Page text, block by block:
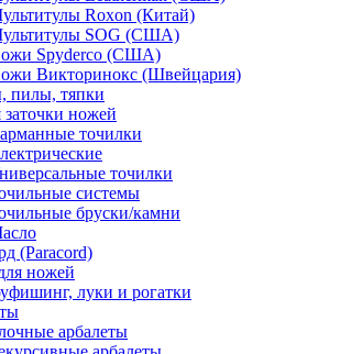
Roxon (Китай)
SOG (США)
Spyderco (США)
Викторинокс (Швейцария)
пилы, тяпки
заточки ножей
точилки
точилки
системы
бруски/камни
(Paracord)
ножей
луки и рогатки
арбалеты